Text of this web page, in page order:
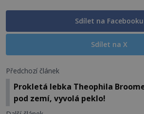
Sdílet na Facebooku
Sdílet na X
Předchozí článek
Prokletá lebka Theophila
pod zemí, vyvolá peklo!